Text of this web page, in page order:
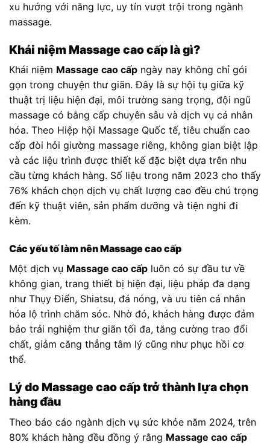
xu hướng với năng lực, uy tín vượt trội trong ngành
massage.
Khái niệm Massage cao cấp là gì?
Khái niệm Massage cao cấp ngày nay không chỉ gói
gọn trong chuyện thư giãn. Đây là sự hội tụ giữa kỹ
thuật trị liệu hiện đại, môi trường sang trọng, đội ngũ
massage có bằng cấp chuyên sâu và dịch vụ cá nhân
hóa. Theo Hiệp hội Massage Quốc tế, tiêu chuẩn cao
cấp đòi hỏi giường massage riêng, không gian biệt lập
và các liệu trình được thiết kế đặc biệt dựa trên nhu
cầu từng khách hàng. Số liệu trong năm 2023 cho thấy
76% khách chọn dịch vụ chất lượng cao đều chú trọng
đến kỹ thuật viên, sản phẩm dưỡng và tiện nghi đi
kèm.
Các yếu tố làm nên Massage cao cấp
Một dịch vụ Massage cao cấp luôn có sự đầu tư về
không gian, trang thiết bị hiện đại, liệu pháp đa dạng
như Thụy Điển, Shiatsu, đá nóng, và ưu tiên cá nhân
hóa lộ trình chăm sóc. Nhờ đó, khách hàng được đảm
bảo trải nghiệm thư giãn tối đa, tăng cường trao đổi
chất, giảm căng thẳng tâm lý cũng như phục hồi cơ
thể.
Lý do Massage cao cấp trở thành lựa chọn
hàng đầu
Theo báo cáo ngành dịch vụ sức khỏe năm 2024, trên
80% khách hàng đều đồng ý rằng Massage cao cấp